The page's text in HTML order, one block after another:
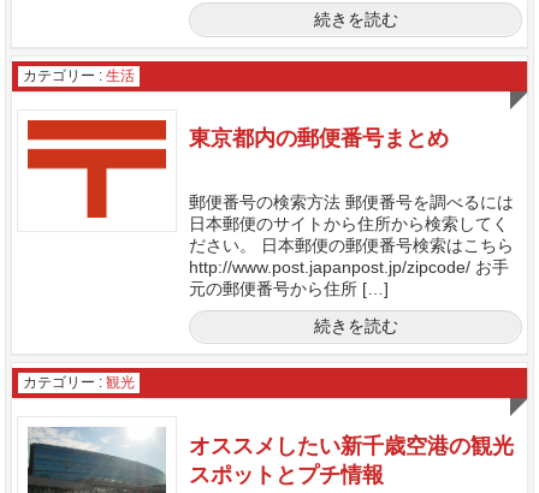
続きを読む
カテゴリー : 生活
東京都内の郵便番号まとめ
郵便番号の検索方法 郵便番号を調べるには
日本郵便のサイトから住所から検索してく
ださい。 日本郵便の郵便番号検索はこちら
http://www.post.japanpost.jp/zipcode/ お手
元の郵便番号から住所 […]
続きを読む
カテゴリー : 観光
オススメしたい新千歳空港の観光
スポットとプチ情報